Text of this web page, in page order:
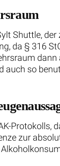
Shuttle,
da § 316
so
Protokolls,
zur